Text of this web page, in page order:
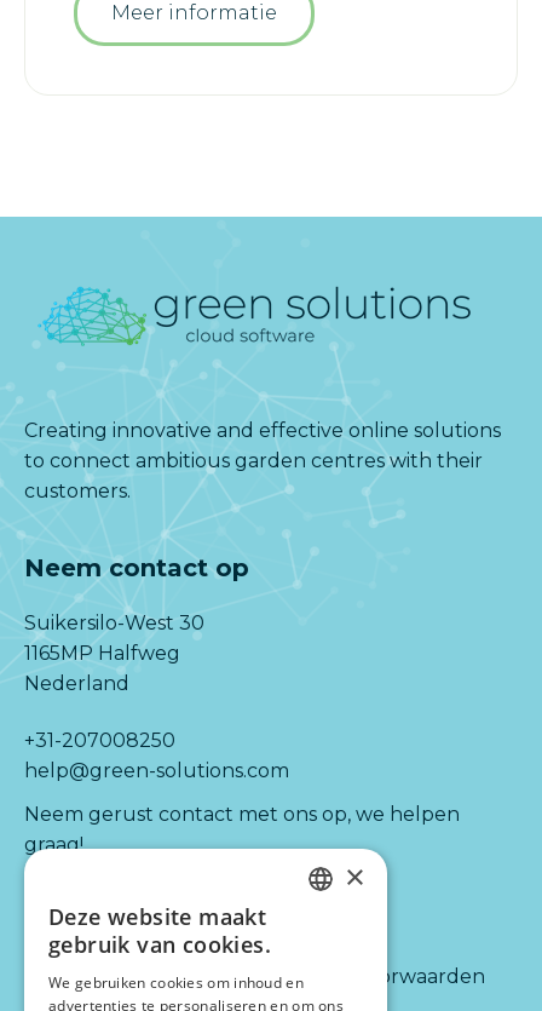
Meer informatie
Creating innovative and effective online solutions
to connect ambitious garden centres with their
customers.
Neem contact op
Suikersilo-West 30
1165MP Halfweg
Nederland
+31-207008250
help@green-solutions.com
Neem gerust contact met ons op, we helpen
graag!
Kijk ook naar:
Diensten
Informatie
Algemene voorwaarden
×
Deze website maakt
gebruik van cookies.
We gebruiken cookies om inhoud en
advertenties te personaliseren en om ons